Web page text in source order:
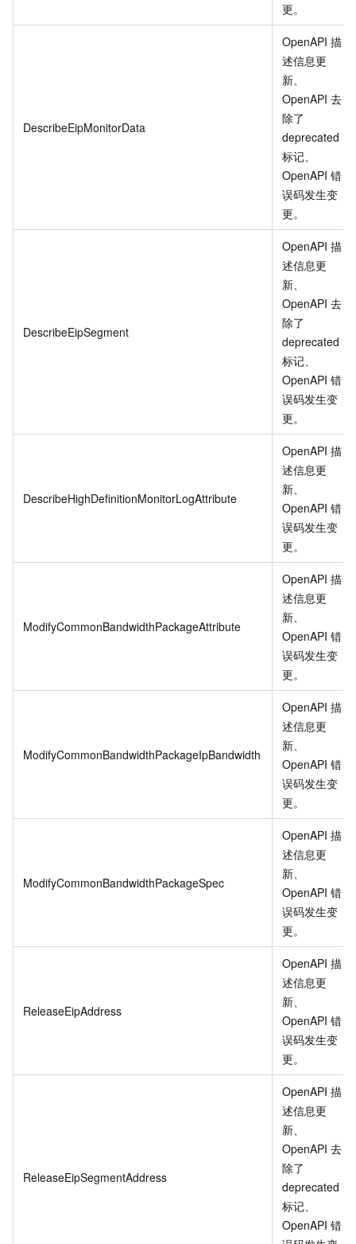
更。
DescribeEipMonitorData
OpenAPI 描
述信息更
新、
OpenAPI 去
除了
deprecated
标记、
OpenAPI 错
误码发生变
更。
DescribeEipSegment
OpenAPI 描
述信息更
新、
OpenAPI 去
除了
deprecated
标记、
OpenAPI 错
误码发生变
更。
DescribeHighDefinitionMonitorLogAttribute
OpenAPI 描
述信息更
新、
OpenAPI 错
误码发生变
更。
ModifyCommonBandwidthPackageAttribute
OpenAPI 描
述信息更
新、
OpenAPI 错
误码发生变
更。
ModifyCommonBandwidthPackageIpBandwidth
OpenAPI 描
述信息更
新、
OpenAPI 错
误码发生变
更。
ModifyCommonBandwidthPackageSpec
OpenAPI 描
述信息更
新、
OpenAPI 错
误码发生变
更。
ReleaseEipAddress
OpenAPI 描
述信息更
新、
OpenAPI 错
误码发生变
更。
ReleaseEipSegmentAddress
OpenAPI 描
述信息更
新、
OpenAPI 去
除了
deprecated
标记、
OpenAPI 错